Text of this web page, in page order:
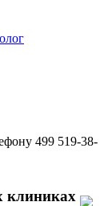
499 519-38-
клиниках